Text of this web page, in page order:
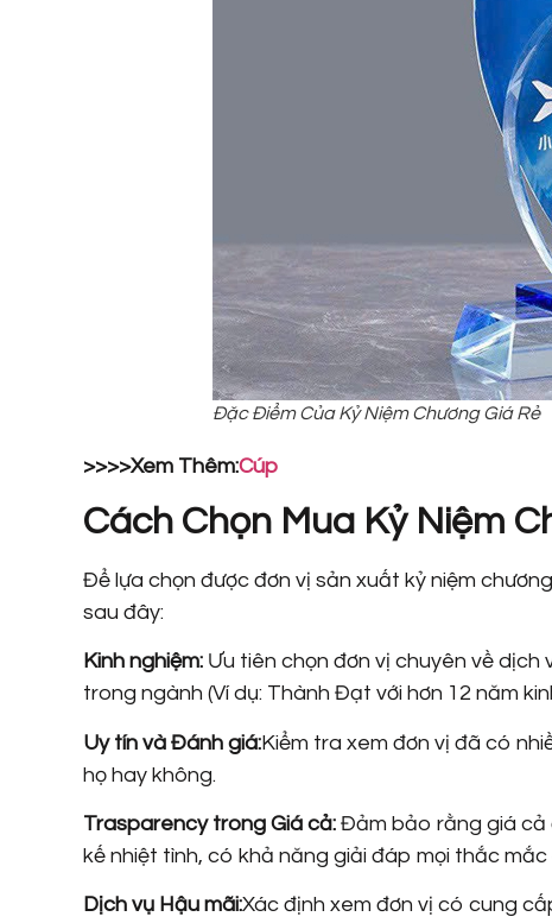
Đặc Điểm Của Kỷ Niệm Chương Giá Rẻ
>>>>Xem Thêm:Cúp
Cách Chọn Mua Kỷ Niệm
Để lựa chọn được đơn vị sản xuất kỷ niệm
sau đây:
Kinh nghiệm: Ưu tiên chọn đơn vị chuyên về dịch
trong ngành (Ví dụ: Thành Đạt với hơn 12 năm
Uy tín và Đánh giá:Kiểm tra xem đơn vị đã có
họ hay không.
Trasparency trong Giá cả: Đảm bảo rằng giá cả
kế nhiệt tình, có khả năng giải đáp mọi thắc
Dịch vụ Hậu mãi:Xác định xem đơn vị có cung